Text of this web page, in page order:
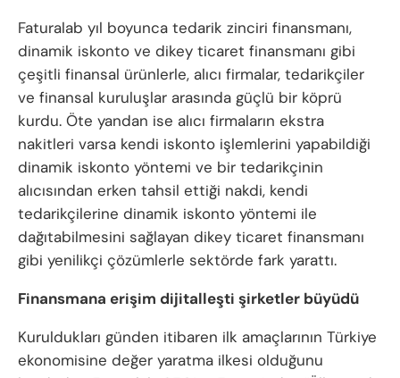
Faturalab yıl boyunca tedarik zinciri finansmanı,
dinamik iskonto ve dikey ticaret finansmanı gibi
çeşitli finansal ürünlerle, alıcı firmalar, tedarikçiler
ve finansal kuruluşlar arasında güçlü bir köprü
kurdu. Öte yandan ise alıcı firmaların ekstra
nakitleri varsa kendi iskonto işlemlerini yapabildiği
dinamik iskonto yöntemi ve bir tedarikçinin
alıcısından erken tahsil ettiği nakdi, kendi
tedarikçilerine dinamik iskonto yöntemi ile
dağıtabilmesini sağlayan dikey ticaret finansmanı
gibi yenilikçi çözümlerle sektörde fark yarattı.
Finansmana erişim dijitalleşti şirketler büyüdü
Kuruldukları günden itibaren ilk amaçlarının Türkiye
ekonomisine değer yaratma ilkesi olduğunu